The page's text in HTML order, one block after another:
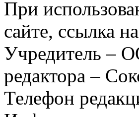
При
сайте, ссылка
Учредитель –
редактора –
Телефон